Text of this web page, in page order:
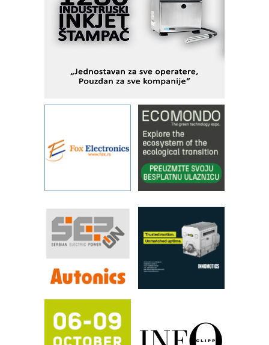
I.SAFE MOBILE revolucioniše
industrijsku automatizaciju
pionirskimmobile operator PANEL-OM
Fleksibilno stezanje i brzo
KIP KOP – napredna rešenja za
savremene industrijske i logističke
Alba d.o.o. – 35 godina preciznosti u
metrologiji i pametnim dozirnim
rešenjima
IBeRTIM - oprema za ispitivanje
STAUFF – Komponente koje
sistema
YAMADA pumpe – japanska
pouzdanost u transferu fluida
Filtration Group Industrial – Napredna
rešenja za filtraciju u hidrauličkim i
procesnim sistemima
FANUC: Najbolje za vašu pametnu
automatizaciju
Efikasno upravljanje energijom